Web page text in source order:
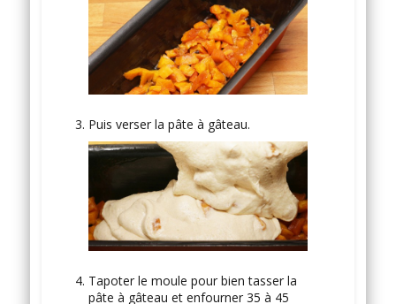
Puis verser la pâte à gâteau.
Tapoter le moule pour bien tasser la
pâte à gâteau et enfourner 35 à 45